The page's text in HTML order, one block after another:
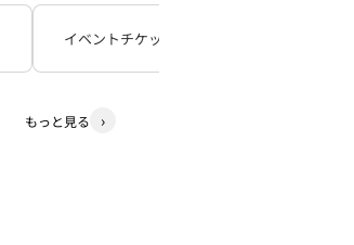
イベントチケット
もっと見る